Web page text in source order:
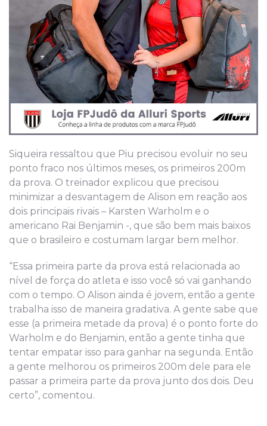
Siqueira ressaltou que Piu precisou evoluir no seu
ponto fraco nos últimos meses, os primeiros 200m
da prova. O treinador explicou que precisou
minimizar a desvantagem de Alison em reação aos
dois principais rivais – Karsten Warholm e o
americano Rai Benjamin -, que são bem mais baixos
que o brasileiro e costumam largar bem melhor.
“Essa primeira parte da prova está relacionada ao
nível de força do atleta e isso você só vai ganhando
com o tempo. O Alison ainda é jovem, então a gente
trabalha isso de maneira gradativa. A gente sabe que
esse (a primeira metade da prova) é o ponto forte do
Warholm e do Benjamin, então a gente tinha que
tentar empatar isso para ganhar na segunda. Então
a gente melhorou os primeiros 200m dele para ele
passar a primeira parte da prova junto dos dois. Deu
certo”, comentou.